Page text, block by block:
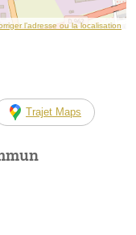
l’adresse ou la localisation
Trajet Maps